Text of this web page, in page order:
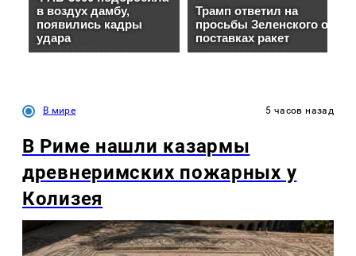
В мире 5 часов назад
В Риме нашли казармы
древнеримских пожарных у
Колизея